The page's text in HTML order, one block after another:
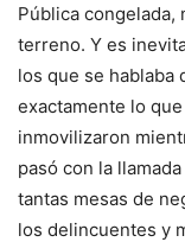
Pública congelada,
terreno. Y es
los que se hablaba
exactamente lo
inmovilizaron
pasó con la
tantas mesas de
los delincuentes y